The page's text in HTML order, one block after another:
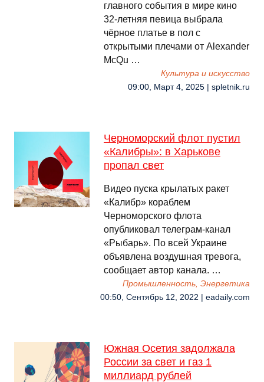
главного события в мире кино
32-летняя певица выбрала
чёрное платье в пол с
открытыми плечами от Alexander
McQu …
Культура и искусство
09:00, Март 4, 2025 | spletnik.ru
Черноморский флот пустил
«Калибры»: в Харькове
пропал свет
Видео пуска крылатых ракет
«Калибр» кораблем
Черноморского флота
опубликовал телеграм-канал
«Рыбарь». По всей Украине
объявлена воздушная тревога,
сообщает автор канала. …
Промышленность, Энергетика
00:50, Сентябрь 12, 2022 | eadaily.com
Южная Осетия задолжала
России за свет и газ 1
миллиард рублей